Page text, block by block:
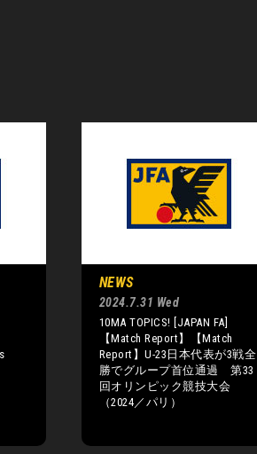
NEWS
2024.7.31 Wed
10MA TOPICS! [JAPAN FA]
【Match Report】【Match
Report】U-23日本代表が3戦全
勝でグループ首位通過 第33
回オリンピック競技大会
（2024／パリ）